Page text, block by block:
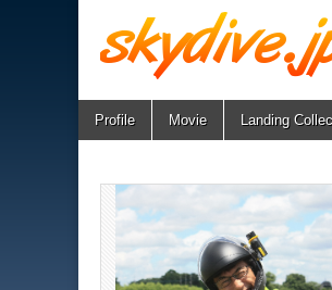
skydive.jp
Main
menu
Skip
Profile Movie Landing